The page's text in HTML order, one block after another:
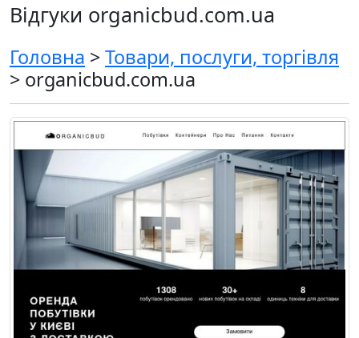
Відгуки organicbud.com.ua
Головна >Товари, послуги, торгівля
> organicbud.com.ua